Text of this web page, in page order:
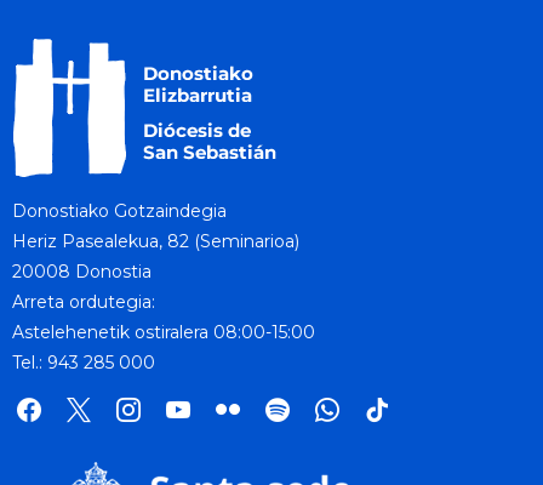
Donostiako Gotzaindegia
Heriz Pasealekua, 82 (Seminarioa)
20008 Donostia
Arreta ordutegia:
Astelehenetik ostiralera 08:00-15:00
Tel.: 943 285 000
facebook
x instagramyoutube
flickr spotifywhatsapp
tik